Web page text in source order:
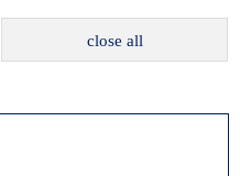
close all